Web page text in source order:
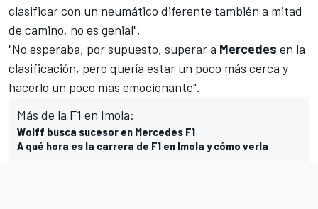
clasificar con un neumático diferente también a mitad
de camino, no es genial".
"No esperaba, por supuesto, superar a Mercedes en la
clasificación, pero quería estar un poco más cerca y
hacerlo un poco más emocionante".
Más de la F1 en Imola:
Wolff busca sucesor en Mercedes F1
A qué hora es la carrera de F1 en Imola y cómo verla